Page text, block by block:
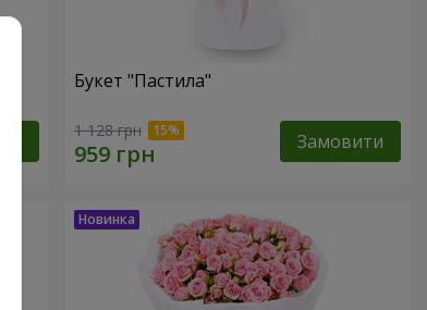
Букет "Пастила"
1 128 грн Замовити